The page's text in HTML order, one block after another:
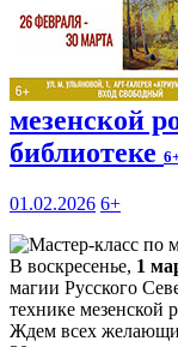
мезенской
библиотеке
01.02.2026 6+
В воскресенье, 1
магии Русского
технике мезенской
Ждем всех